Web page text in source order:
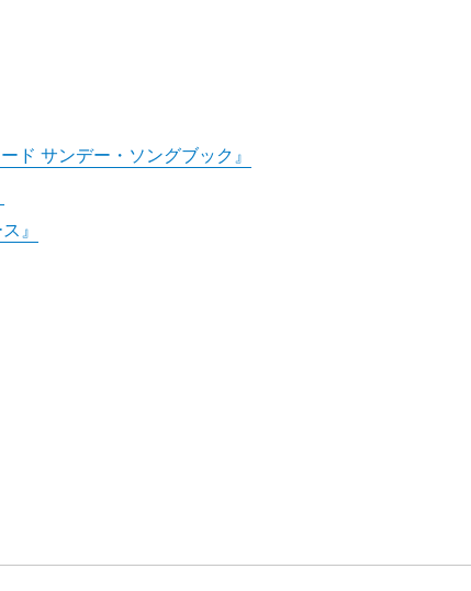
ド サンデー・ソングブック』
』